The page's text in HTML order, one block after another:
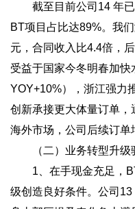
截至目前公司14 年已
BT项目占比达89%。我
元，合同收入比4.4倍，
受益于国家今冬明春加
YOY+10%），浙江强力
创新承接更大体量订单，
海外市场，公司后续订单
（二）业务转型升级
1、在手现金充足，
级创造良好条件。公司